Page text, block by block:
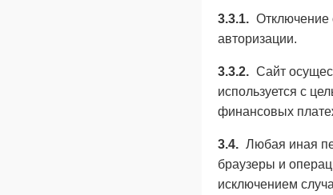
3.3.1. Отключение
авторизации.
3.3.2. Сайт
используется с
финансовых
3.4. Любая иная
браузеры и
исключением